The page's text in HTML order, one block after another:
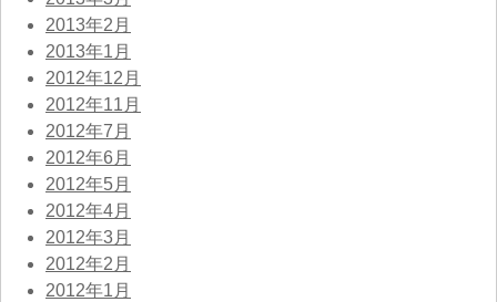
2013年2月
2013年1月
2012年12月
2012年11月
2012年7月
2012年6月
2012年5月
2012年4月
2012年3月
2012年2月
2012年1月